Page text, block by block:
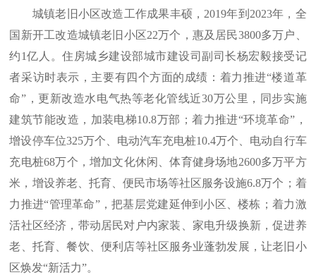
城镇老旧小区改造工作成果丰硕，2019年到2023年，全
国新开工改造城镇老旧小区22万个，惠及居民3800多万户、
约1亿人。住房城乡建设部城市建设司副司长杨宏毅接受记
者采访时表示，主要有四个方面的成绩：着力推进“楼道革
命”，更新改造水电气热等老化管线近30万公里，同步实施
建筑节能改造，加装电梯10.8万部；着力推进“环境革命”，
增设停车位325万个、电动汽车充电桩10.4万个、电动自行车
充电桩68万个，增加文化休闲、体育健身场地2600多万平方
米，增设养老、托育、便民市场等社区服务设施6.8万个；着
力推进“管理革命”，把基层党建延伸到小区、楼栋；着力激
活社区经济，带动居民对户内家装、家电升级换新，促进养
老、托育、餐饮、便利店等社区服务业蓬勃发展，让老旧小
区焕发“新活力”。